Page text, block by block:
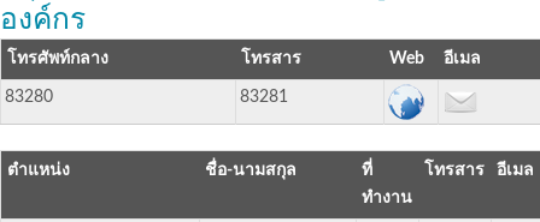
องค์กร
โทรศัพท์กลาง โทรสาร อีเมล
83280 83281
ตำแหน่ง ชื่อ-นามสกุล
ที่
ทำงาน
โทรสาร อีเมล